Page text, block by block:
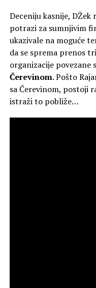
Deceniju kasnije,
potrazi za sumnjivim
ukazivale na moguće
da se sprema prenos
organizacije povezane
Čerevinom. Pošto
sa Čerevinom, postoji
istraži to pobliže…